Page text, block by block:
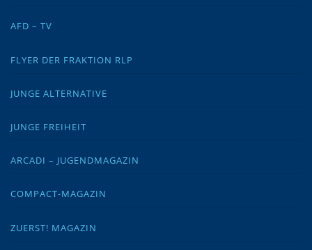
AFD – TV
FLYER DER FRAKTION RLP
JUNGE ALTERNATIVE
JUNGE FREIHEIT
ARCADI – JUGENDMAGAZIN
COMPACT-MAGAZIN
ZUERST! MAGAZIN